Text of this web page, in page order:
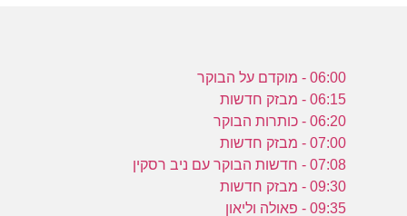
06:00 - מוקדם על הבוקר
06:15 - מבזק חדשות
06:20 - כותרות הבוקר
07:00 - מבזק חדשות
07:08 - חדשות הבוקר עם ניב רסקין
09:30 - מבזק חדשות
09:35 - פאולה וליאון